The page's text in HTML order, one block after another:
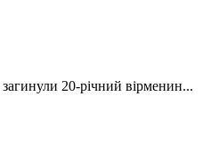
загинули 20-річний вірменин...